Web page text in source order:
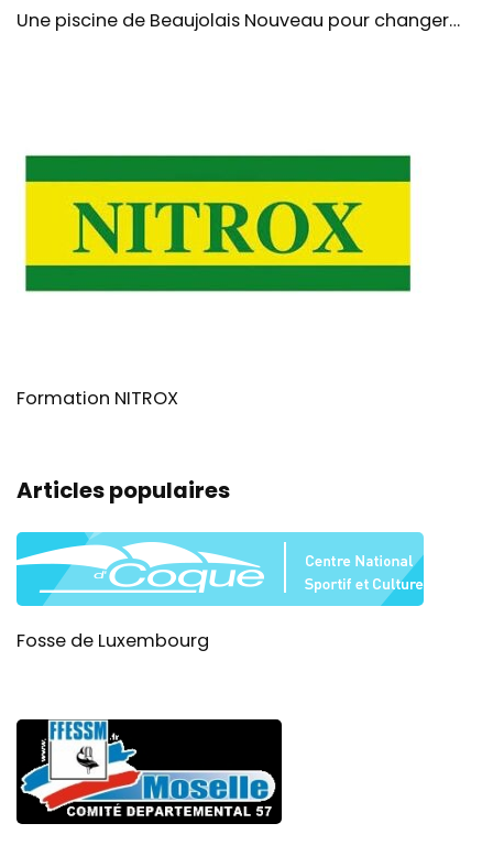
Une piscine de Beaujolais Nouveau pour changer…
Formation NITROX
Articles populaires
Fosse de Luxembourg